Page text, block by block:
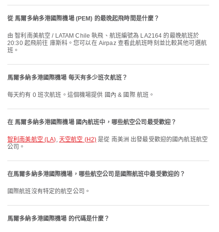
從 馬爾多納多港國際機場 (PEM) 的最晚起飛時間是什麼？
由 智利南美航空 / LATAM Chile 執飛、航班編號為 LA2164 的最晚航班於
20:30 起飛前往 庫斯科。您可以在 Airpaz 查看此航班時刻並比較其他可選航
班。
馬爾多納多港國際機場 每天有多少班次航班？
每天約有 0 班次航班。這個機場提供 國內 & 國際 航班。
在 馬爾多納多港國際機場 國內航班中，哪些航空公司最受歡迎？
智利南美航空 (LA), 天空航空 (H2) 是從 南美洲 出發最受歡迎的國內航班航空
公司。
在馬爾多納多港國際機場，哪些航空公司是國際航班中最受歡迎的？
國際航班沒有特定的航空公司。
馬爾多納多港國際機場 的代碼是什麼？